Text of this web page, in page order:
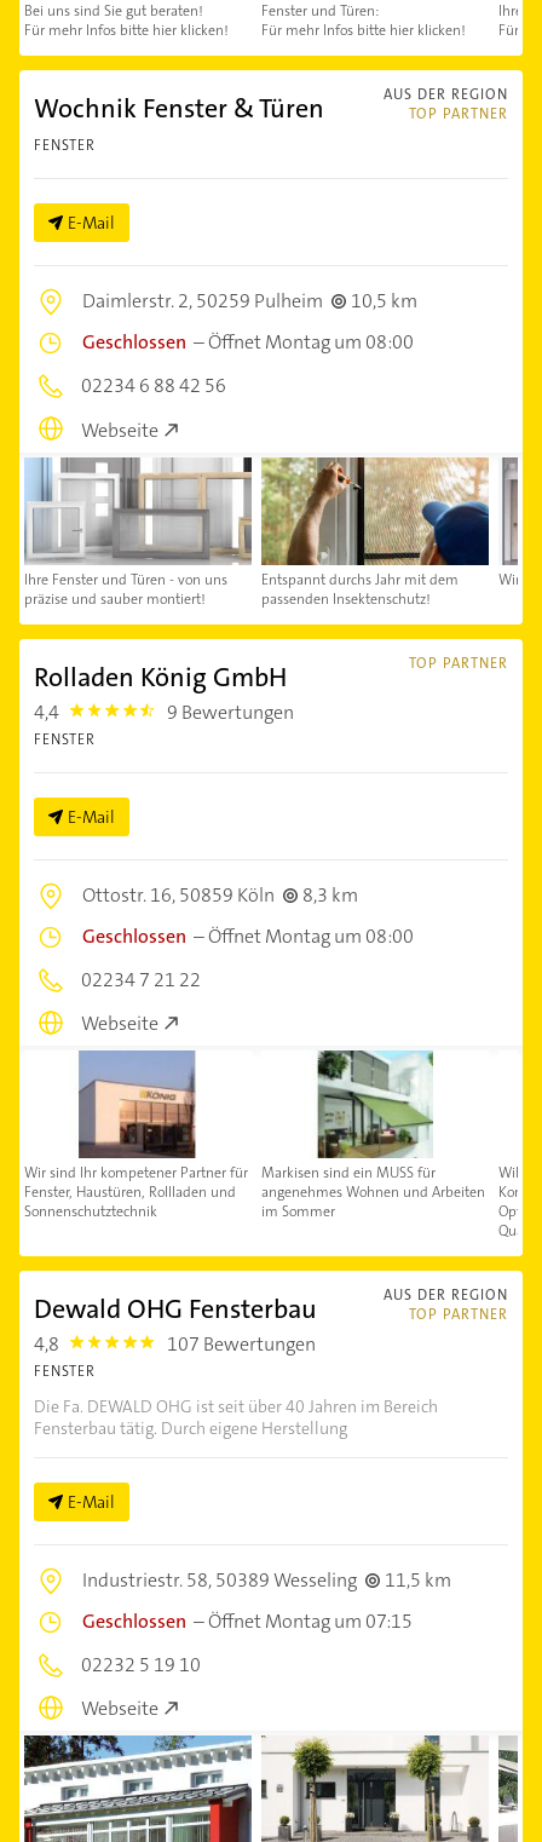
Bei uns sind Sie gut beraten!
Für mehr Infos bitte hier klicken!
Fenster und Türen:
Für mehr Infos bitte hier klicken!
Ihre
Für
AUS DER REGION
TOP PARTNER
Wochnik Fenster & Türen
FENSTER
E-Mail
Daimlerstr. 2,50259 Pulheim
10,5 km
Geschlossen –Öffnet Montag um 08:00
02234 6 88 42 56
Webseite
Ihre Fenster und Türen - von uns
präzise und sauber montiert!
Entspannt durchs Jahr mit dem
passenden Insektenschutz!
Wir
TOP PARTNER
Rolladen König GmbH
4,4 4.4 9 Bewertungen
FENSTER
E-Mail
Ottostr. 16,50859 Köln
8,3 km
Geschlossen –Öffnet Montag um 08:00
02234 7 21 22
Webseite
Wir sind Ihr kompetener Partner für
Fenster, Haustüren, Rollladen und
Sonnenschutztechnik
Markisen sind ein MUSS für
angenehmes Wohnen und Arbeiten
im Sommer
AUS DER REGION
TOP PARTNER
Dewald OHG Fensterbau
4,8 4.8 107 Bewertungen
FENSTER
Die Fa. DEWALD OHG ist seit über 40 Jahren im Bereich
Fensterbau tätig. Durch eigene Herstellung
E-Mail
Industriestr. 58,50389 Wesseling
11,5 km
Geschlossen –Öffnet Montag um 07:15
02232 5 19 10
Webseite